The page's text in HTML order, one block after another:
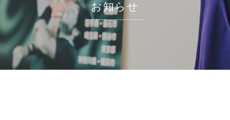
お知らせ